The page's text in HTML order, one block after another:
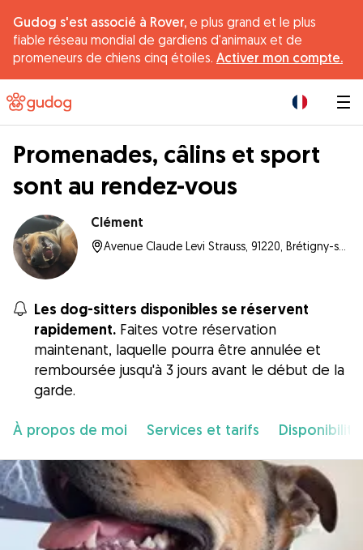
Gudog s'est associé à Rover, e plus grand et le plus
fiable réseau mondial de gardiens d'animaux et de
promeneurs de chiens cinq étoiles. Activer mon compte.
Promenades, câlins et sport
sont au rendez-vous
Clément
Les dog-sitters disponibles se réservent
rapidement. Faites votre réservation
maintenant, laquelle pourra être annulée et
remboursée jusqu'à 3 jours avant le début de la
garde.
À propos de moi Services et tarifs Disponibilité